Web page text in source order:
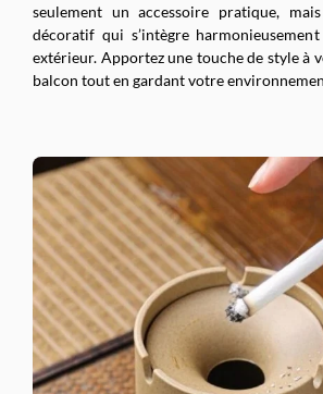
seulement un accessoire pratique,
décoratif qui s’intègre
extérieur. Apportez une touche de style à
balcon tout en gardant votre